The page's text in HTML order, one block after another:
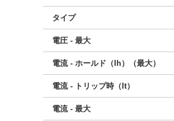
タイプ
電圧 - 最大
電流 - ホールド（Ih）（最大）
電流 - トリップ時（It）
電流 - 最大